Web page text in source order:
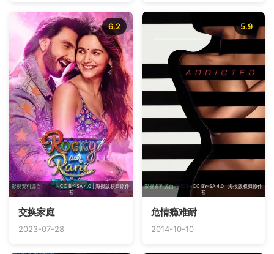
影视资料源自TMDB · CC BY-SA 4.0 | 海报版权归原作
者
6.2
交换家庭
2023-07-28
影视资料源自TMDB· CC BY-SA 4.0 | 海报版权归原作
者
5.9
危情瘾难耐
2014-10-10